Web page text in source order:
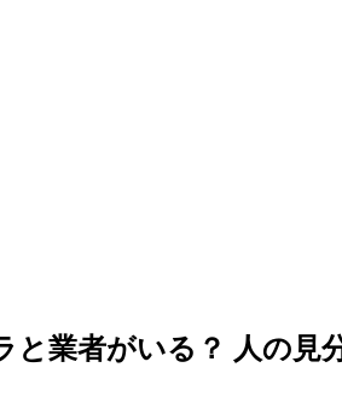
と業者がいる？ 人の見